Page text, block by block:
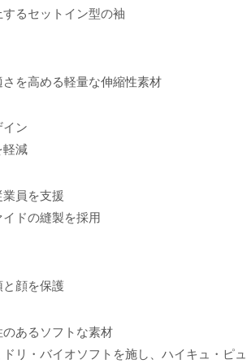
るセットイン型の袖
を高める軽量な伸縮性素材
イン
軽減
業員を支援
ドの縫製を採用
顔を保護
のあるソフトな素材
リ・バイオソフトを施し、ハイキュ・ピ